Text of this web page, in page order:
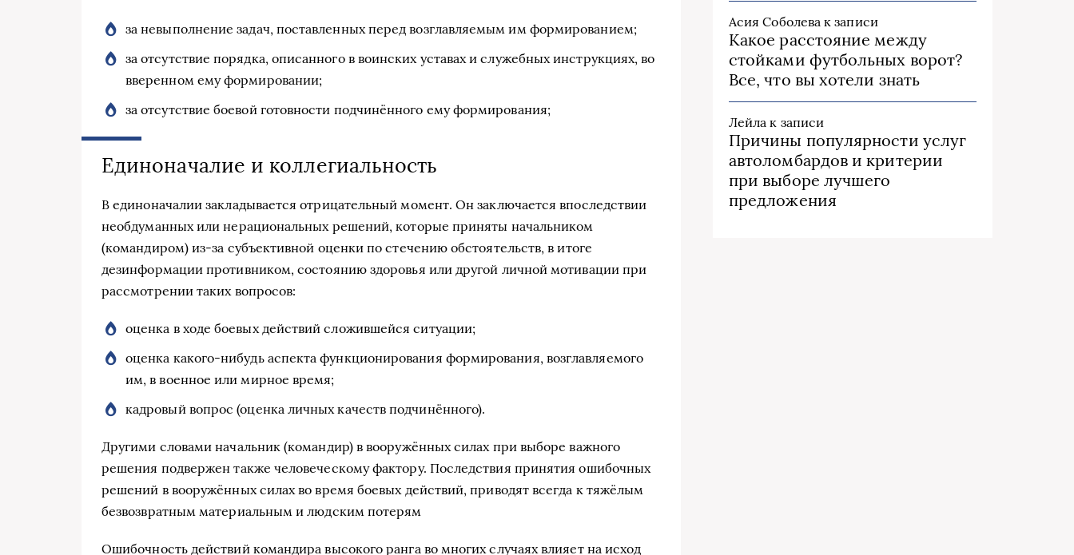
за невыполнение задач, поставленных перед возглавляемым им формированием;
за отсутствие порядка, описанного в воинских уставах и служебных инструкциях, во
вверенном ему формировании;
за отсутствие боевой готовности подчинённого ему формирования;
Единоначалие и коллегиальность
В единоначалии закладывается отрицательный момент. Он заключается впоследствии
необдуманных или нерациональных решений, которые приняты начальником
(командиром) из-за субъективной оценки по стечению обстоятельств, в итоге
дезинформации противником, состоянию здоровья или другой личной мотивации при
рассмотрении таких вопросов:
оценка в ходе боевых действий сложившейся ситуации;
оценка какого-нибудь аспекта функционирования формирования, возглавляемого
им, в военное или мирное время;
кадровый вопрос (оценка личных качеств подчинённого).
Другими словами начальник (командир) в вооружённых силах при выборе важного
решения подвержен также человеческому фактору. Последствия принятия ошибочных
решений в вооружённых силах во время боевых действий, приводят всегда к тяжёлым
безвозвратным материальным и людским потерям
Ошибочность действий командира высокого ранга во многих случаях влияет на исход
Асия Соболева к записи
Какое расстояние между
стойками футбольных ворот?
Все, что вы хотели знать
Лейла к записи
Причины популярности услуг
автоломбардов и критерии
при выборе лучшего
предложения